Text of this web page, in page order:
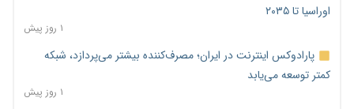
اوراسیا تا ۲۰۳۵
۱ روز پیش
پارادوکس اینترنت در ایران؛ مصرف‌کننده بیشتر می‌پردازد، شبکه
کمتر توسعه می‌یابد
۱ روز پیش